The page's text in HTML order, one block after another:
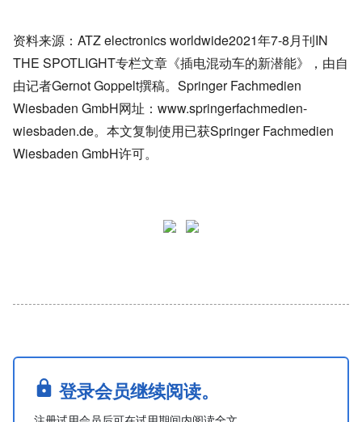
资料来源：ATZ electronics worldwide2021年7-8月刊IN
THE SPOTLIGHT专栏文章《插电混动车的新潜能》，由自
由记者Gernot Goppelt撰稿。Springer Fachmedien
Wiesbaden GmbH网址：www.springerfachmedien-
wiesbaden.de。本文复制使用已获Springer Fachmedien
Wiesbaden GmbH许可。
登录会员继续阅读。